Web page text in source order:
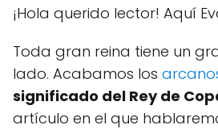
¡Hola querido lector! Aquí
Toda gran reina tiene un
lado. Acabamos los
significado del Rey de
artículo en el que